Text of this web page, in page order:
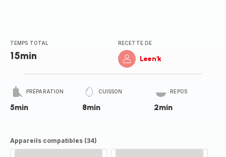
TEMPS TOTAL
15min
RECETTE DE
Leen'k
PRÉPARATION
5min
CUISSON
8min
REPOS
2min
Appareils compatibles (34)